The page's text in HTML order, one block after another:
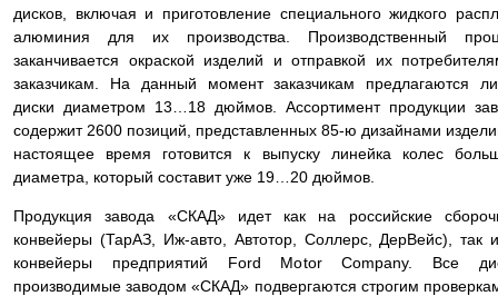
дисков, включая и приготовление специального жидкого
алюминия для их производства. Производственный
заканчивается окраской изделий и отправкой их
заказчикам. На данный момент заказчикам предлагаются
диски диаметром 13…18 дюймов. Ассортимент продукции
содержит 2600 позиций, представленных 85-ю дизайнами
настоящее время готовится к выпуску линейка колес
диаметра, который составит уже 19…20 дюймов.
Продукция завода «СКАД» идет как на российские
конвейеры (ТарАЗ, Иж-авто, Автотор, Соллерс, ДерВейс), так
конвейеры предприятий Ford Motor Company. Все
производимые заводом «СКАД» подвергаются строгим